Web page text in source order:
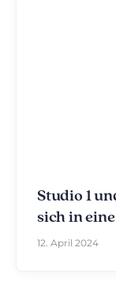
Studio 1
sich in
12. April 2024